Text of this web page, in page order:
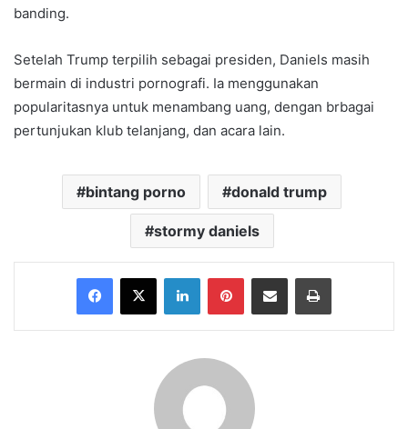
banding.
Setelah Trump terpilih sebagai presiden, Daniels masih
bermain di industri pornografi. Ia menggunakan
popularitasnya untuk menambang uang, dengan brbagai
pertunjukan klub telanjang, dan acara lain.
bintang porno donald trump
stormy daniels
Facebook
X LinkedInPinterestShare via Email Print